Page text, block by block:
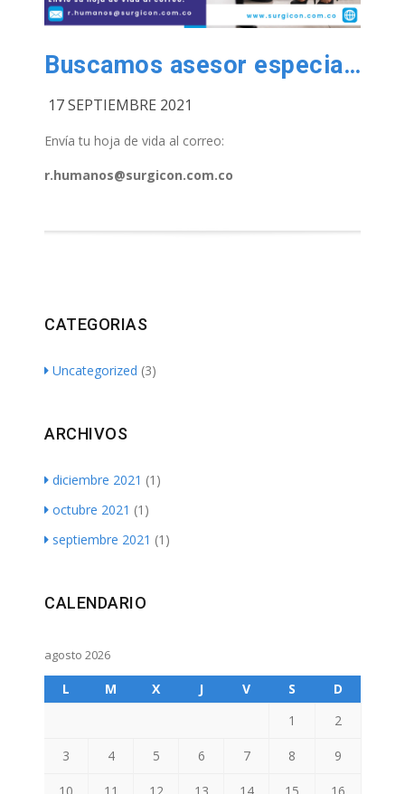
Buscamos asesor especialista
17 SEPTIEMBRE 2021
Envía tu hoja de vida al correo:
r.humanos@surgicon.com.co
CATEGORIAS
Uncategorized (3)
ARCHIVOS
diciembre 2021 (1)
octubre 2021 (1)
septiembre 2021 (1)
CALENDARIO
agosto 2026
L M X J V S
D
1
2
3 4 5 6 7 8 9